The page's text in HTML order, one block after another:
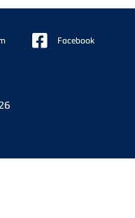
Facebook